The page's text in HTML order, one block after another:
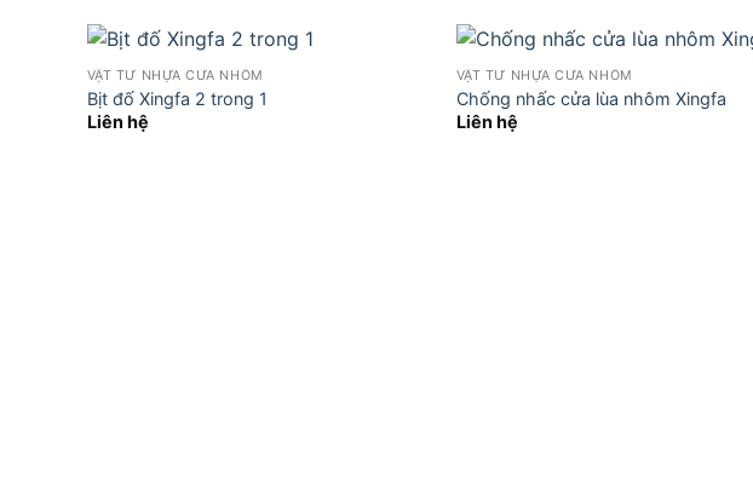
VẬT TƯ NHỰA CỬA NHÔM
Bịt đố Xingfa 2 trong 1
Liên hệ
VẬT TƯ NHỰA CỬA NHÔM
Chống nhấc cửa lùa nhôm Xingfa
Liên hệ